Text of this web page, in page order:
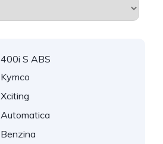
400i S ABS
Kymco
Xciting
Automatica
Benzina